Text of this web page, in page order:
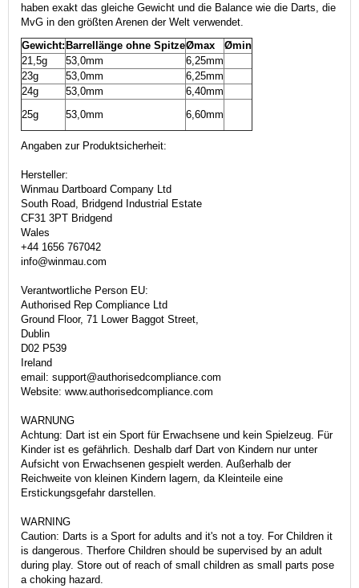
haben exakt das gleiche Gewicht und die Balance wie die Darts, die
MvG in den größten Arenen der Welt verwendet.
Gewicht:Barrellänge ohne SpitzeØmax
Ømin
21,5g
53,0mm
6,25mm
23g
53,0mm
6,25mm
24g
53,0mm
6,40mm
25g
53,0mm 6,60mm
Angaben zur Produktsicherheit:
Hersteller:
Winmau Dartboard Company Ltd
South Road, Bridgend Industrial Estate
CF31 3PT Bridgend
Wales
+44 1656 767042
info@winmau.com
Verantwortliche Person EU:
Authorised Rep Compliance Ltd
Ground Floor, 71 Lower Baggot Street,
Dublin
D02 P539
Ireland
email: support@authorisedcompliance.com
Website: www.authorisedcompliance.com
WARNUNG
Achtung: Dart ist ein Sport für Erwachsene und kein Spielzeug. Für
Kinder ist es gefährlich. Deshalb darf Dart von Kindern nur unter
Aufsicht von Erwachsenen gespielt werden. Außerhalb der
Reichweite von kleinen Kindern lagern, da Kleinteile eine
Erstickungsgefahr darstellen.
WARNING
Caution: Darts is a Sport for adults and it's not a toy. For Children it
is dangerous. Therfore Children should be supervised by an adult
during play. Store out of reach of small children as small parts pose
a choking hazard.